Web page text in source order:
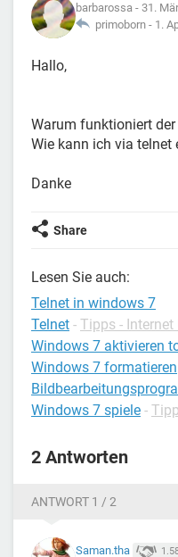
barbarossa - 31.
primoborn - 1.
Hallo,
Warum funktioniert
Wie kann ich via telnet
Danke
Share
Lesen Sie auch:
Telnet in windows 7
Telnet - Tipps - Internet
Windows 7 aktivieren
Windows 7 formatieren
Windows 7 spiele -
2 Antworten
ANTWORT 1 / 2
Saman.tha